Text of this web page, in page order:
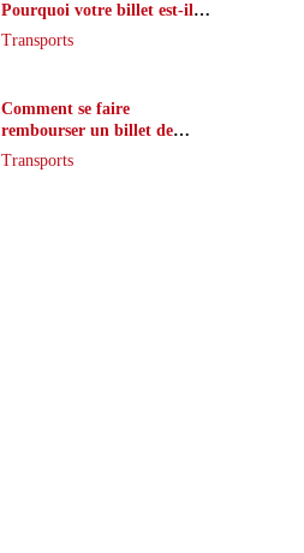
Pourquoi votre billet est-il
inaccessible ?
Transports
Comment se faire
rembourser un billet de
train en cas de retard ?
Transports